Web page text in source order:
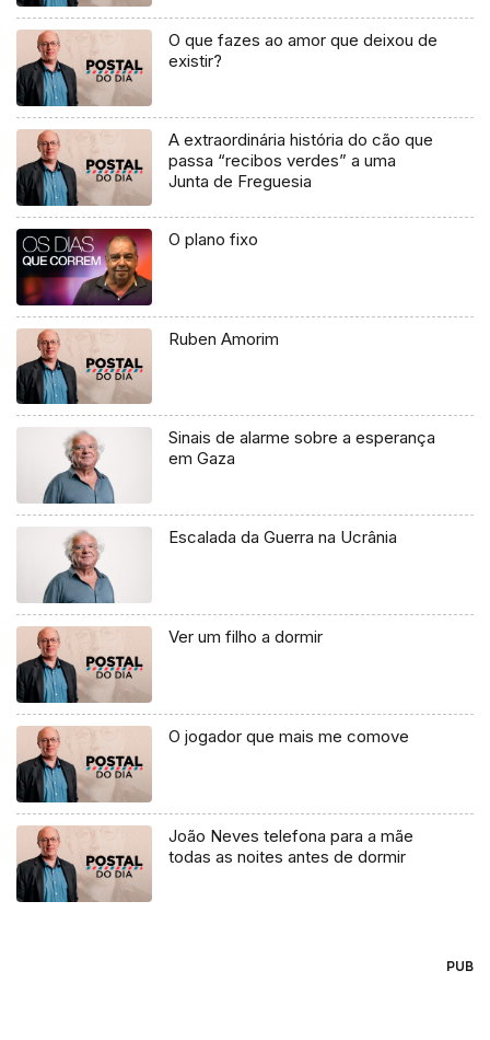
O que fazes ao amor que deixou de
existir?
A extraordinária história do cão que
passa “recibos verdes” a uma
Junta de Freguesia
O plano fixo
Ruben Amorim
Sinais de alarme sobre a esperança
em Gaza
Escalada da Guerra na Ucrânia
Ver um filho a dormir
O jogador que mais me comove
João Neves telefona para a mãe
todas as noites antes de dormir
PUB